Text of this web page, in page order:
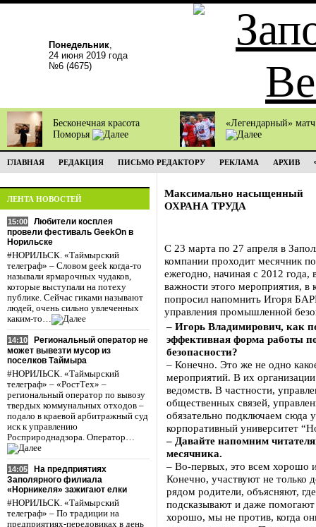
Понедельник,
24 июня 2019 года
№6 (4675)
Бесконечная красота
Поморья
«Легендарный»
ГЛАВНАЯ РЕДАКЦИЯ ПИСЬМО РЕДАКТОРУ РЕКЛАМА АРХИВ
ЛЕНТА НОВОСТЕЙ
15:00
Любители косплея
провели фестиваль GeekOn в
Норильске
#НОРИЛЬСК. «Таймырский
телеграф» – Словом geek когда-то
называли ярмарочных чудаков,
которые выступали на потеху
публике. Сейчас гиками называют
людей, очень сильно увлеченных
каким-то…
14:10
Региональный оператор не
может вывезти мусор из
поселков Таймыра
#НОРИЛЬСК. «Таймырский
телеграф» – «РостТех» –
региональный оператор по вывозу
твердых коммунальных отходов –
подало в краевой арбитражный суд
иск к управлению
Росприроднадзора. Оператор…
14:05
На предприятиях
Заполярного филиала
«Норникеля» зажигают елки
#НОРИЛЬСК. «Таймырский
телеграф» – По традиции на
предприятиях-передовиках в день
Максимально насыщенный
ОХРАНА ТРУДА
С 23 марта по 27 апреля в
компании проходит месячник
ежегодно, начиная с 2012
важности этого мероприятия,
попросил напомнить Игоря
управления промышленной
– Игорь Владимирович, как
эффективная форма работы
безопасности?
– Конечно. Это же не одно
мероприятий. В их
ведомств. В частности,
общественных связей,
обязательно подключаем сюда
корпоративный университет
– Давайте напомним
месячника.
– Во-первых, это всем хорошо
Конечно, участвуют не только
рядом родители, объясняют,
подсказывают и даже
хорошо, мы не против, когда